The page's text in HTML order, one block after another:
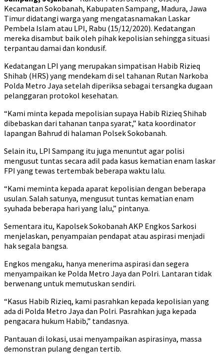
Kecamatan Sokobanah, Kabupaten Sampang, Madura, Jawa
Timur didatangi warga yang mengatasnamakan Laskar
Pembela Islam atau LPI, Rabu (15/12/2020). Kedatangan
mereka disambut baik oleh pihak kepolisian sehingga situasi
terpantau damai dan kondusif.
Kedatangan LPI yang merupakan simpatisan Habib Rizieq
Shihab (HRS) yang mendekam di sel tahanan Rutan Narkoba
Polda Metro Jaya setelah diperiksa sebagai tersangka dugaan
pelanggaran protokol kesehatan.
“Kami minta kepada mepolisian supaya Habib Rizieq Shihab
dibebaskan dari tahanan tanpa syarat,” kata koordinator
lapangan Bahrud di halaman Polsek Sokobanah.
Selain itu, LPI Sampang itu juga menuntut agar polisi
mengusut tuntas secara adil pada kasus kematian enam laskar
FPI yang tewas tertembak beberapa waktu lalu.
“Kami meminta kepada aparat kepolisian dengan beberapa
usulan. Salah satunya, mengusut tuntas kematian enam
syuhada beberapa hari yang lalu,” pintanya.
Sementara itu, Kapolsek Sokobanah AKP Engkos Sarkosi
menjelaskan, penyampaian pendapat atau aspirasi menjadi
hak segala bangsa.
Engkos mengaku, hanya menerima aspirasi dan segera
menyampaikan ke Polda Metro Jaya dan Polri. Lantaran tidak
berwenang untuk memutuskan sendiri.
“Kasus Habib Rizieq, kami pasrahkan kepada kepolisian yang
ada di Polda Metro Jaya dan Polri. Pasrahkan juga kepada
pengacara hukum Habib,” tandasnya.
Pantauan di lokasi, usai menyampaikan aspirasinya, massa
demonstran pulang dengan tertib.